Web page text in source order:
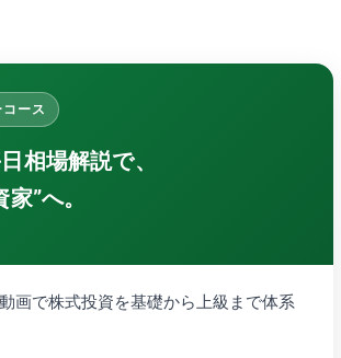
ース
相場解説で、
”へ。
画で株式投資を基礎から上級まで体系